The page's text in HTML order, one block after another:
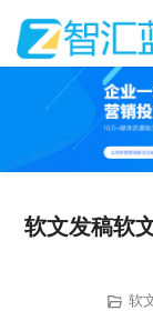
软文发稿软
软